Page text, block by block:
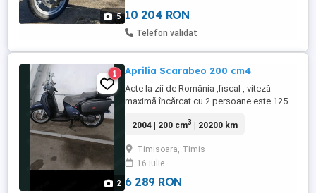
5
kg,înmatriculat,ITP valabil și asigurare.Pret
10 204 RON
Telefon validat
2
1 Aprilia Scarabeo 200 cm4
Acte la zii de România ,fiscal , viteză
maximă încărcat cu 2 persoane este 125
4 timpi cu carburator , 4 supape , 20 cai
urcare zilnic . Se poate proba Doar cu
permisul și banii în mână sau în spate că ...
2004 | 200 cm3 | 20200 km
Timisoara, Timis
16 iulie
6 289 RON